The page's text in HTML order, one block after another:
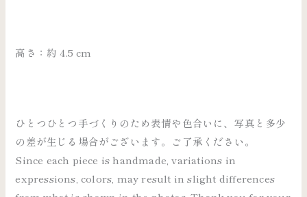
高さ：約 4.5 cm
ひとつひとつ手づくりのため表情や色合いに、写真と多少
の差が生じる場合がございます。ご了承ください。
Since each piece is handmade, variations in
expressions, colors, may result in slight differences